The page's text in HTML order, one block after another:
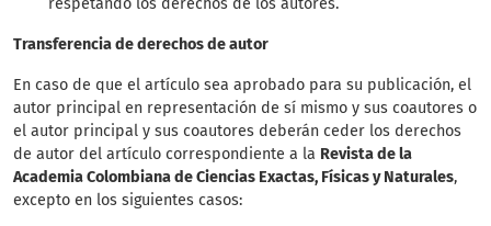
respetando los derechos de los autores.
Transferencia de derechos de autor
En caso de que el artículo sea aprobado para su publicación, el
autor principal en representación de sí mismo y sus coautores o
el autor principal y sus coautores deberán ceder los derechos
de autor del artículo correspondiente a la Revista de la
Academia Colombiana de Ciencias Exactas, Físicas y Naturales,
excepto en los siguientes casos: